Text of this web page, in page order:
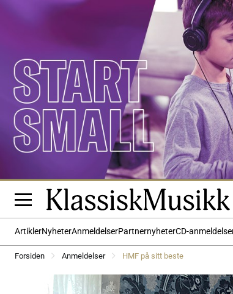
ArtiklerNyheterAnmeldelserPartnernyheterCD-
Forsiden Anmeldelser HMF på sitt beste